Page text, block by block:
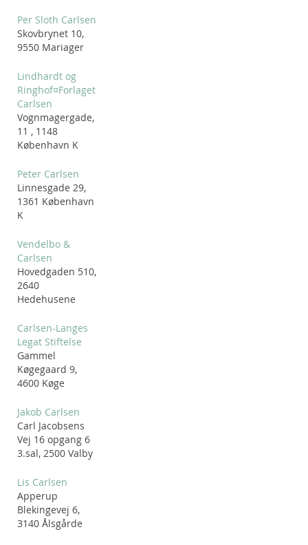
Per Sloth Carlsen
Skovbrynet 10,
9550 Mariager
Lindhardt og
Ringhof¤Forlaget
Carlsen
Vognmagergade,
11 , 1148
København K
Peter Carlsen
Linnesgade 29,
1361 København
K
Vendelbo &
Carlsen
Hovedgaden 510,
2640
Hedehusene
Carlsen-Langes
Legat Stiftelse
Gammel
Køgegaard 9,
4600 Køge
Jakob Carlsen
Carl Jacobsens
Vej 16 opgang 6
3.sal, 2500 Valby
Lis Carlsen
Apperup
Blekingevej 6,
3140 Ålsgårde